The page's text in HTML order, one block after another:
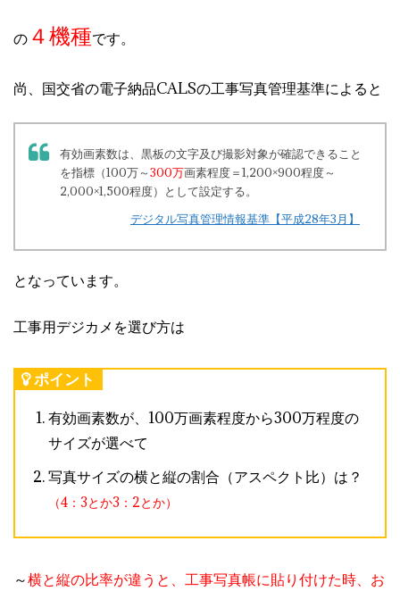
の ４機種です。
尚、国交省の電子納品CALSの工事写真管理基準によると
有効画素数は、黒板の文字及び撮影対象が確認できること
を指標（100万～300万画素程度＝1,200×900程度～
2,000×1,500程度）として設定する。
デジタル写真管理情報基準【平成28年3月】
となっています。
工事用デジカメを選び方は
ポイント
有効画素数が、100万画素程度から300万程度の
サイズが選べて
写真サイズの横と縦の割合（アスペクト比）は？
（4：3とか3：2とか）
～横と縦の比率が違うと、工事写真帳に貼り付けた時、お